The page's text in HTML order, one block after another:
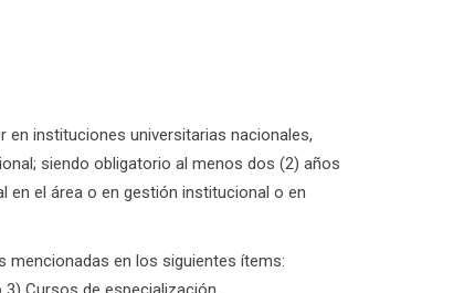
instituciones universitarias nacionales,
siendo obligatorio al menos dos (2) años
el área o en gestión institucional o en
mencionadas en los siguientes ítems: